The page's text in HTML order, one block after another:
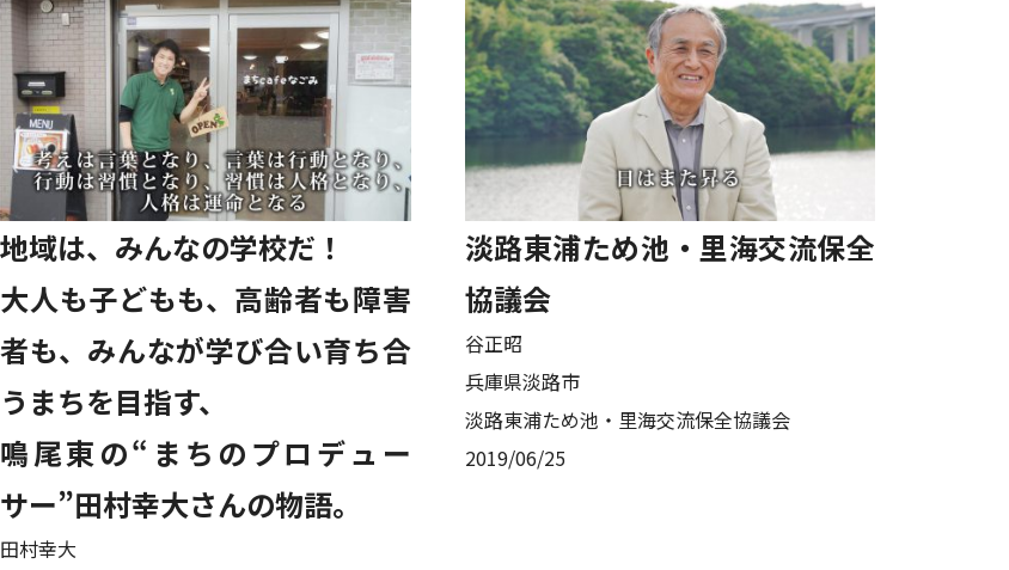
地域は、みんなの学校だ！
大人も子どもも、高齢者も障害
者も、みんなが学び合い育ち合
うまちを目指す、
鳴尾東の“まちのプロデュー
サー”田村幸大さんの物語。
田村幸大
淡路東浦ため池・里海交流保全
協議会
谷正昭
兵庫県淡路市
淡路東浦ため池・里海交流保全協議会
2019/06/25